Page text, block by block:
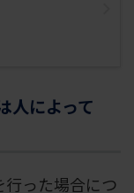
人によって
った場合につ